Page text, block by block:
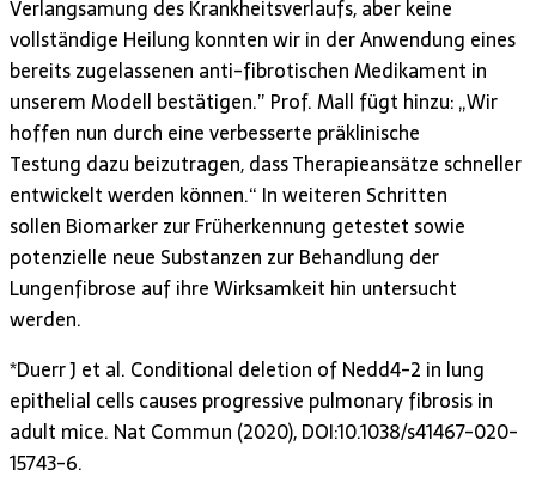
Verlangsamung des Krankheitsverlaufs, aber keine
vollständige Heilung konnten wir in der Anwendung eines
bereits zugelassenen anti-fibrotischen Medikament in
unserem Modell bestätigen.” Prof. Mall fügt hinzu: „Wir
hoffen nun durch eine verbesserte präklinische
Testung dazu beizutragen, dass Therapieansätze schneller
entwickelt werden können.“ In weiteren Schritten
sollen Biomarker zur Früherkennung getestet sowie
potenzielle neue Substanzen zur Behandlung der
Lungenfibrose auf ihre Wirksamkeit hin untersucht
werden.
*Duerr J et al. Conditional deletion of Nedd4-2 in lung
epithelial cells causes progressive pulmonary fibrosis in
adult mice. Nat Commun (2020), DOI:10.1038/s41467-020-
15743-6.